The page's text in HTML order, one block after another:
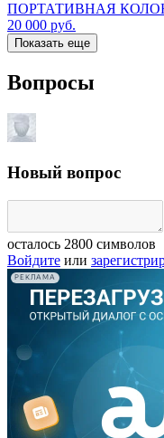
ПОРТАТИВНАЯ
20 000 руб.
Показать еще
Вопросы
Новый вопрос
осталось 2800 символов
Войдите или
РЕКЛАМА